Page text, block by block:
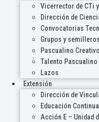
Vicerrector de CTi
Dirección de
Convocatorias
Grupos y semilleros
Pascualino
Talento Pascualino
Lazos
Extensión
Dirección de
Educación Continua
Acción E – Unidad